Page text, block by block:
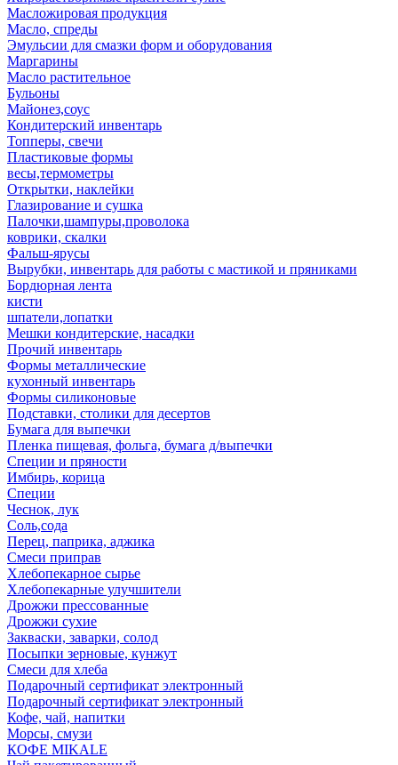
Масложировая продукция
Масло, спреды
Эмульсии для смазки форм и оборудования
Маргарины
Масло растительное
Бульоны
Майонез,соус
Кондитерский инвентарь
Топперы, свечи
Пластиковые формы
весы,термометры
Открытки, наклейки
Глазирование и сушка
Палочки,шампуры,проволока
коврики, скалки
Фальш-ярусы
Вырубки, инвентарь для работы с мастикой и пряниками
Бордюрная лента
кисти
шпатели,лопатки
Мешки кондитерские, насадки
Прочий инвентарь
Формы металлические
кухонный инвентарь
Формы силиконовые
Подставки, столики для десертов
Бумага для выпечки
Пленка пищевая, фольга, бумага д/выпечки
Специи и пряности
Имбирь, корица
Специи
Чеснок, лук
Соль,сода
Перец, паприка, аджика
Смеси приправ
Хлебопекарное сырье
Хлебопекарные улучшители
Дрожжи прессованные
Дрожжи сухие
Закваски, заварки, солод
Посыпки зерновые, кунжут
Смеси для хлеба
Подарочный сертификат электронный
Подарочный сертификат электронный
Кофе, чай, напитки
Морсы, смузи
КОФЕ MIKALE